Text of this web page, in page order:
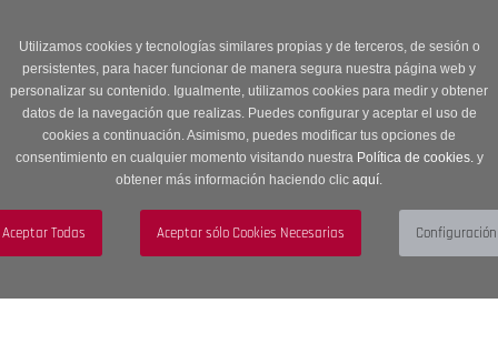
Utilizamos cookies y tecnologías similares propias y de terceros, de sesión o
persistentes, para hacer funcionar de manera segura nuestra página web y
personalizar su contenido. Igualmente, utilizamos cookies para medir y obtener
datos de la navegación que realizas. Puedes configurar y aceptar el uso de
cookies a continuación. Asimismo, puedes modificar tus opciones de
consentimiento en cualquier momento visitando nuestra Política de cookies.y
obtener más información haciendo clic aquí.
descuento en Sección OUTLET con código OUTLET20
navigation
Menú